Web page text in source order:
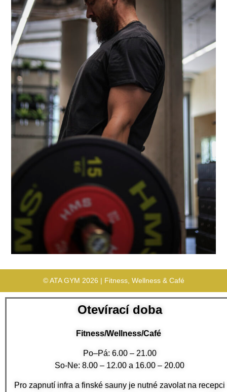
© ATA GYM 2026 | Fitness, Wellness & Café
Otevírací doba
Fitness/Wellness/Café
Po–Pá: 6.00 – 21.00
So-Ne: 8.00 – 12.00 a 16.00 – 20.00
Pro zapnutí infra a finské sauny je nutné zavolat na recepci